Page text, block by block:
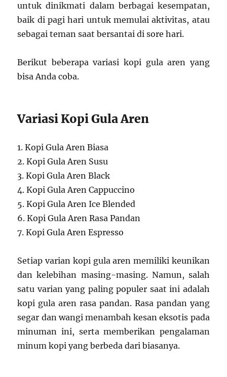
untuk dinikmati dalam berbagai kesempatan,
baik di pagi hari untuk memulai aktivitas, atau
sebagai teman saat bersantai di sore hari.
Berikut beberapa variasi kopi gula aren yang
bisa Anda coba.
Variasi Kopi Gula Aren
1. Kopi Gula Aren Biasa
2. Kopi Gula Aren Susu
3. Kopi Gula Aren Black
4. Kopi Gula Aren Cappuccino
5. Kopi Gula Aren Ice Blended
6. Kopi Gula Aren Rasa Pandan
7. Kopi Gula Aren Espresso
Setiap varian kopi gula aren memiliki keunikan
dan kelebihan masing-masing. Namun, salah
satu varian yang paling populer saat ini adalah
kopi gula aren rasa pandan. Rasa pandan yang
segar dan wangi menambah kesan eksotis pada
minuman ini, serta memberikan pengalaman
minum kopi yang berbeda dari biasanya.